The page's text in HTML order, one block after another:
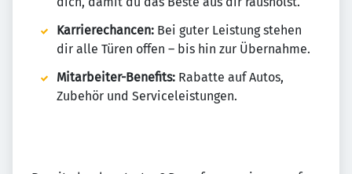
Karrierechancen: Bei guter Leistung stehen
dir alle Türen offen – bis hin zur Übernahme.
Mitarbeiter-Benefits: Rabatte auf Autos,
Zubehör und Serviceleistungen.